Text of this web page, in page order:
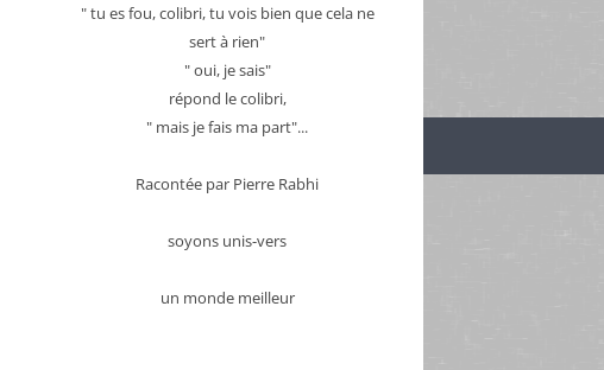
" tu es fou, colibri, tu vois bien que cela ne
sert à rien"
" oui, je sais"
répond le colibri,
" mais je fais ma part"...
Racontée par Pierre Rabhi
soyons unis-vers
un monde meilleur